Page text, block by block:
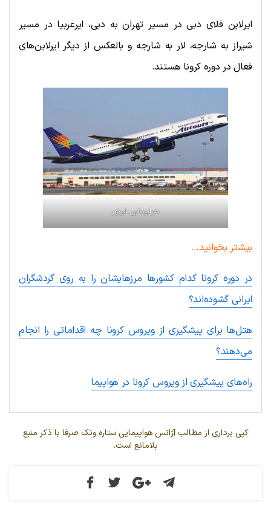
ایرلاین فلای دبی در مسیر تهران به دبی، ایرعربیا در مسیر
شیراز به شارجه، لار به شارجه و بالعکس از دیگر ایرلاین‌های
فعال در دوره کرونا هستند.
هواپیمایی ایرتور
بیشتر بخوانید…
در دوره کرونا کدام کشورها مرزهایشان را به روی گردشگران
ایرانی گشوده‌اند؟
هتل‌ها برای پیشگیری از ویروس کرونا چه اقداماتی را انجام
می‌دهند؟
راه‌های پیشگیری از ویروس کرونا در هواپیما
کپی برداری از مطالب آژانس هواپیمایی ستاره ونک صرفا با ذکر منبع
بلامانع است.